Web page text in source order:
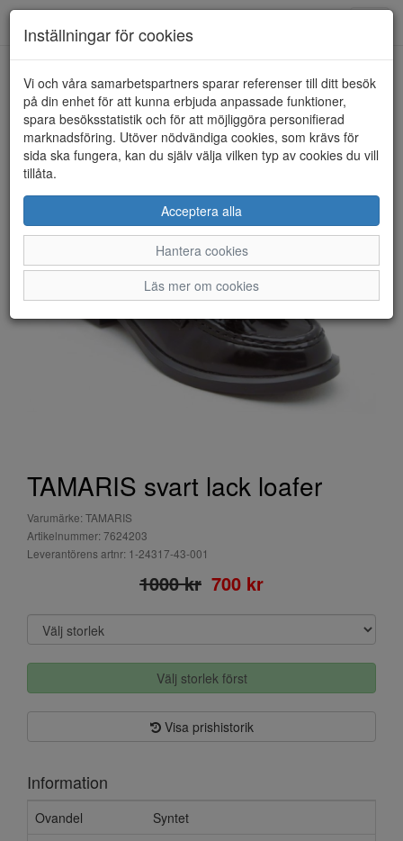
HEM TAMARIS
TAMARIS svart lack loafer
Varumärke: TAMARIS
Artikelnummer: 7624203
Leverantörens artnr: 1-24317-43-001
1000 kr 700 kr
Välj storlek först
Visa prishistorik
Information
Ovandel
Syntet
Inställningar för cookies
Vi och våra samarbetspartners sparar referenser till ditt besök
på din enhet för att kunna erbjuda anpassade funktioner,
spara besöksstatistik och för att möjliggöra personifierad
marknadsföring. Utöver nödvändiga cookies, som krävs för
sida ska fungera, kan du själv välja vilken typ av cookies du vill
tillåta.
Acceptera alla
Hantera cookies
Läs mer om cookies